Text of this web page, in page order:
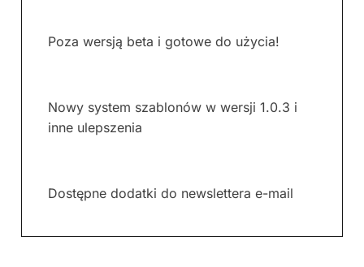
Poza wersją beta i gotowe do użycia!
Nowy system szablonów w wersji 1.0.3 i
inne ulepszenia
Dostępne dodatki do newslettera e-mail